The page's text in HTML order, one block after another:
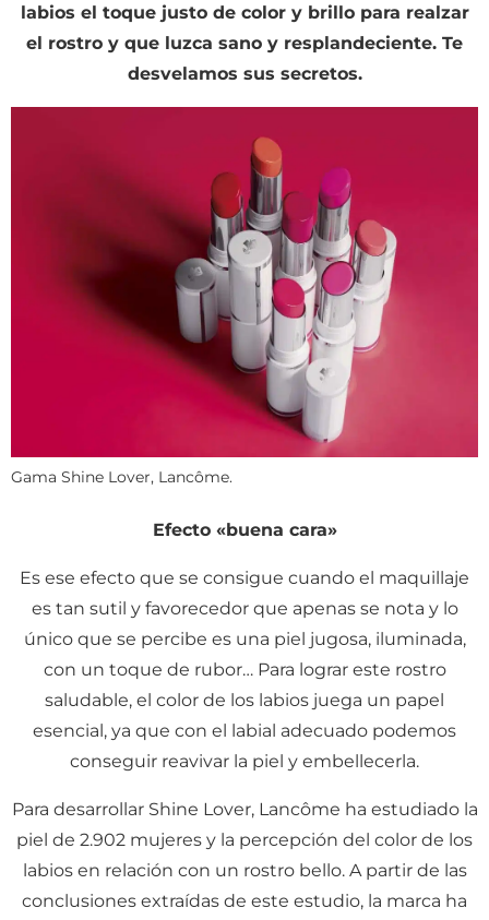
labios el toque justo de color y brillo para realzar
el rostro y que luzca sano y resplandeciente. Te
desvelamos sus secretos.
Gama Shine Lover, Lancôme.
Efecto «buena cara»
Es ese efecto que se consigue cuando el maquillaje
es tan sutil y favorecedor que apenas se nota y lo
único que se percibe es una piel jugosa, iluminada,
con un toque de rubor… Para lograr este rostro
saludable, el color de los labios juega un papel
esencial, ya que con el labial adecuado podemos
conseguir reavivar la piel y embellecerla.
Para desarrollar Shine Lover, Lancôme ha estudiado la
piel de 2.902 mujeres y la percepción del color de los
labios en relación con un rostro bello. A partir de las
conclusiones extraídas de este estudio, la marca ha